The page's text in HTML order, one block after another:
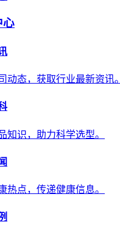
心
动态，获取行业最新资讯。
知识，助力科学选型。
热点，传递健康信息。